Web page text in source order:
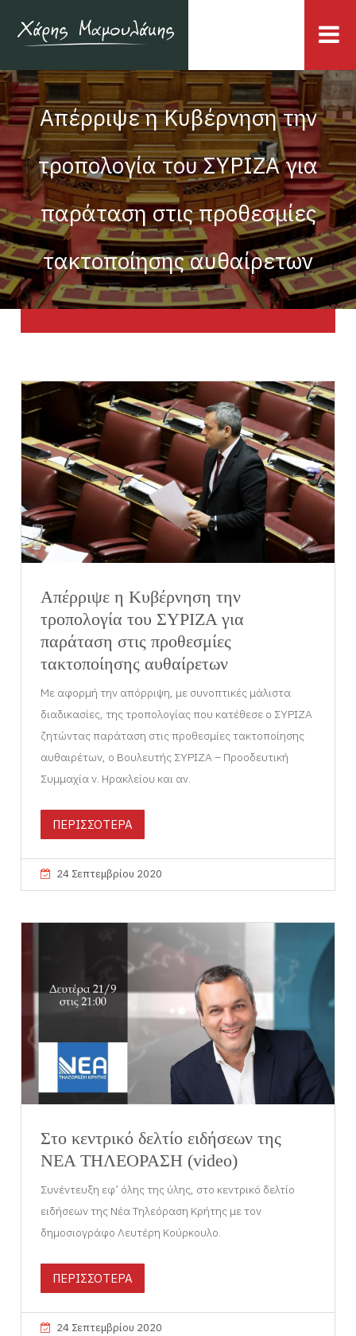
Απέρριψε η Κυβέρνηση την
τροπολογία του ΣΥΡΙΖΑ για
παράταση στις προθεσμίες
τακτοποίησης αυθαίρετων
Απέρριψε η Κυβέρνηση την
τροπολογία του ΣΥΡΙΖΑ για
παράταση στις προθεσμίες
τακτοποίησης αυθαίρετων
Με αφορμή την απόρριψη, με συνοπτικές μάλιστα
διαδικασίες, της τροπολογίας που κατέθεσε ο ΣΥΡΙΖΑ
ζητώντας παράταση στις προθεσμίες τακτοποίησης
αυθαιρέτων, ο Βουλευτής ΣΥΡΙΖΑ – Προοδευτική
Συμμαχία ν. Ηρακλείου και αν.
ΠΕΡΙΣΣΟΤΕΡΑ
24 Σεπτεμβρίου 2020
Στο κεντρικό δελτίο ειδήσεων της
ΝΕΑ ΤΗΛΕΟΡΑΣΗ (video)
Συνέντευξη εφ’ όλης της ύλης, στο κεντρικό δελτίο
ειδήσεων της Νέα Τηλεόραση Κρήτης με τον
δημοσιογράφο Λευτέρη Κούρκουλο.
ΠΕΡΙΣΣΟΤΕΡΑ
24 Σεπτεμβρίου 2020